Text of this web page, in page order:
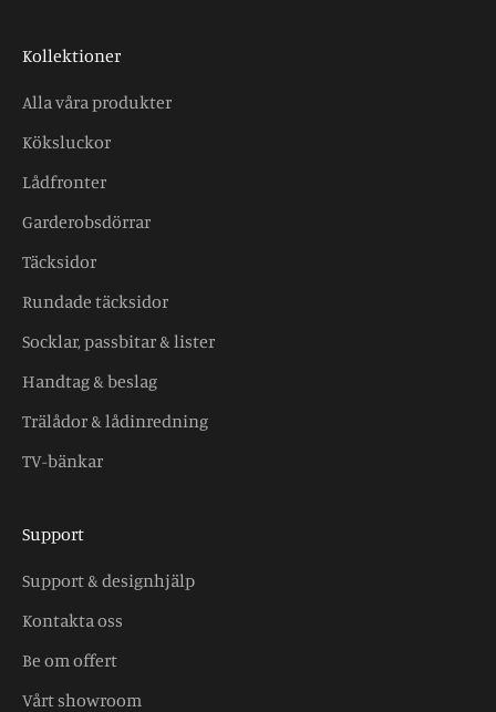
Kollektioner
Alla våra produkter
Köksluckor
Lådfronter
Garderobsdörrar
Täcksidor
Rundade täcksidor
Socklar, passbitar & lister
Handtag & beslag
Trälådor & lådinredning
TV-bänkar
Support
Support & designhjälp
Kontakta oss
Be om offert
Vårt showroom